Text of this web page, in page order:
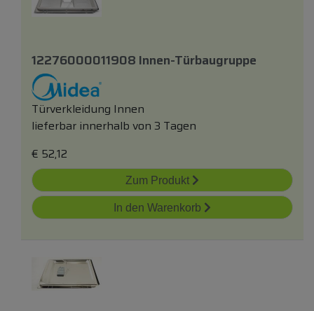
12276000011908 Innen-Türbaugruppe
Türverkleidung Innen
lieferbar innerhalb von 3 Tagen
€ 52,12
Zum Produkt
In den Warenkorb